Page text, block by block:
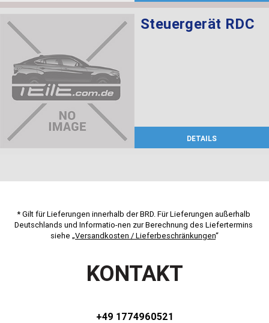
Steuergerät RDC
DETAILS
* Gilt für Lieferungen innerhalb der BRD. Für Lieferungen außerhalb
Deutschlands und Informatio-nen zur Berechnung des Liefertermins
siehe „Versandkosten / Lieferbeschränkungen“
KONTAKT
+49 1774960521